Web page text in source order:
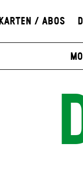
Karten / Abos